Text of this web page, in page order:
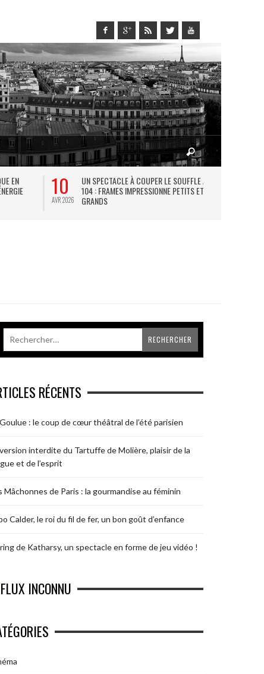
EN
10
AVR 2026
UN SPECTACLE À COUPER LE SOUFFLE AU
104 : FRAMES IMPRESSIONNE PETITS ET
GRANDS
RÉCENTS
: le coup de cœur théâtral de l’été parisien
interdite du Tartuffe de Molière, plaisir de la
et de l’esprit
Mâchonnes de Paris : la gourmandise au féminin
Calder, le roi du fil de fer, un bon goût d’enfance
de Katharsy, un spectacle en forme de jeu vidéo !
FLUX INCONNU